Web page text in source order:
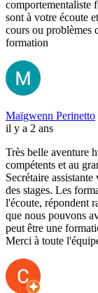
comportementaliste
sont à votre écoute
cours ou problèmes
formation
Maïgwenn Perinetto
il y a 2 ans
Très belle aventure
compétents et au
Secrétaire
des stages. Les
l'écoute, répondent
que nous pouvons
peut être une
Merci à toute